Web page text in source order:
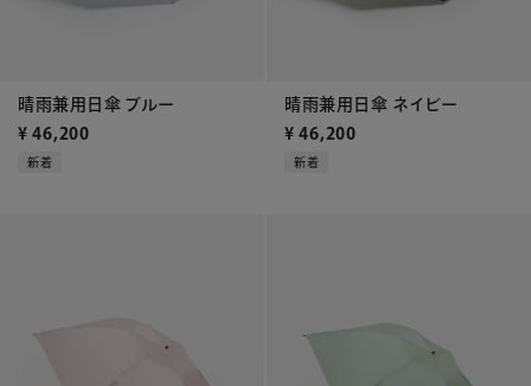
晴雨兼用日傘 ブルー
¥ 46,200
新着
晴雨兼用日傘 ネイビー
¥ 46,200
新着